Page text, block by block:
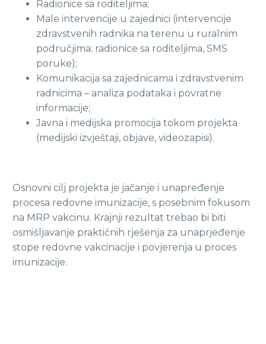
Radionice sa roditeljima;
Male intervencije u zajednici (intervencije
zdravstvenih radnika na terenu u ruralnim
područjima; radionice sa roditeljima, SMS
poruke);
Komunikacija sa zajednicama i zdravstvenim
radnicima – analiza podataka i povratne
informacije;
Javna i medijska promocija tokom projekta
(medijski izvještaji, objave, videozapisi).
Osnovni cilj projekta je jačanje i unapređenje
procesa redovne imunizacije, s posebnim fokusom
na MRP vakcinu. Krajnji rezultat trebao bi biti
osmišljavanje praktičnih rješenja za unaprjeđenje
stope redovne vakcinacije i povjerenja u proces
imunizacije.